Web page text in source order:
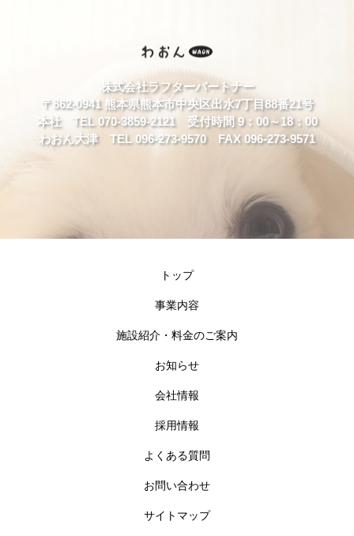
株式会社ラフターパートナー
〒862-0941 熊本県熊本市中央区出水7丁目88番21号
本社 TEL 070-3859-2121 受付時間 9：00～18：00
わおん大津 TEL 096-273-9570 FAX 096-273-9571
トップ
事業内容
施設紹介・料金のご案内
お知らせ
会社情報
採用情報
よくある質問
お問い合わせ
サイトマップ